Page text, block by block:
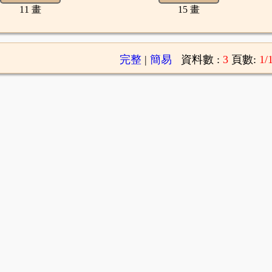
11 畫 15 畫
完整| 簡易 資料數 : 3 頁數: 1/